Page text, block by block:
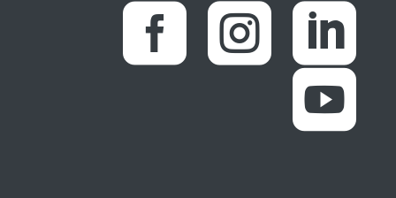
  
